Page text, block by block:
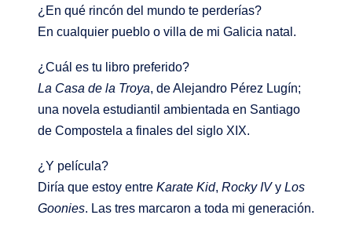
¿En qué rincón del mundo te perderías?
En cualquier pueblo o villa de mi Galicia natal .
¿Cuál es tu libro preferido?
La Casa de la Troya, de Alejandro Pérez Lugín;
una novela estudiantil ambientada en Santiago
de Compostela a finales del siglo XIX.
¿Y película?
Diría que estoy entre Karate Kid, Rocky IVy Los
Goonies. Las tres marcaron a toda mi generación.